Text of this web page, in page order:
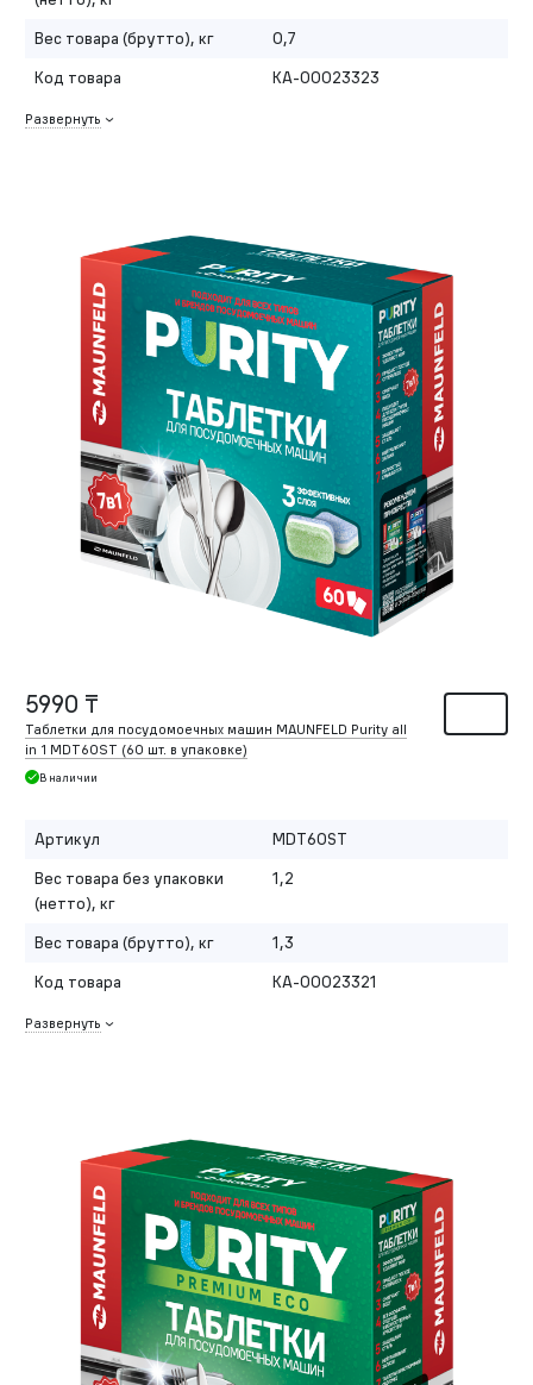
Вес товара (брутто), кг
0,7
Код товара
КА-00023323
Развернуть
5990 ₸
Таблетки для посудомоечных машин MAUNFELD Purity all
in 1 MDT60ST (60 шт. в упаковке)
В наличии
Артикул
MDT60ST
Вес товара без упаковки
(нетто), кг
1,2
Вес товара (брутто), кг
1,3
Код товара
КА-00023321
Развернуть